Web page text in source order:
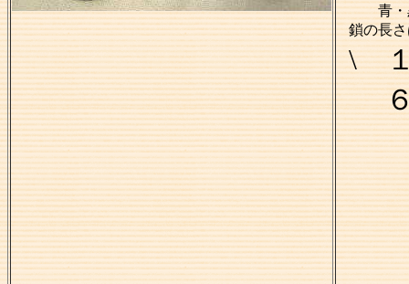
青
鎖の長
\